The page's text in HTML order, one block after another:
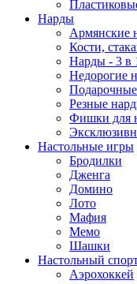
Нарды
Армянские
Кости,
Нарды - 3 в
Недорогие
Резные
Фишки для
Настольные игры
Бродилки
Дженга
Домино
Лото
Мафия
Мемо
Шашки
Настольный
Аэрохоккей